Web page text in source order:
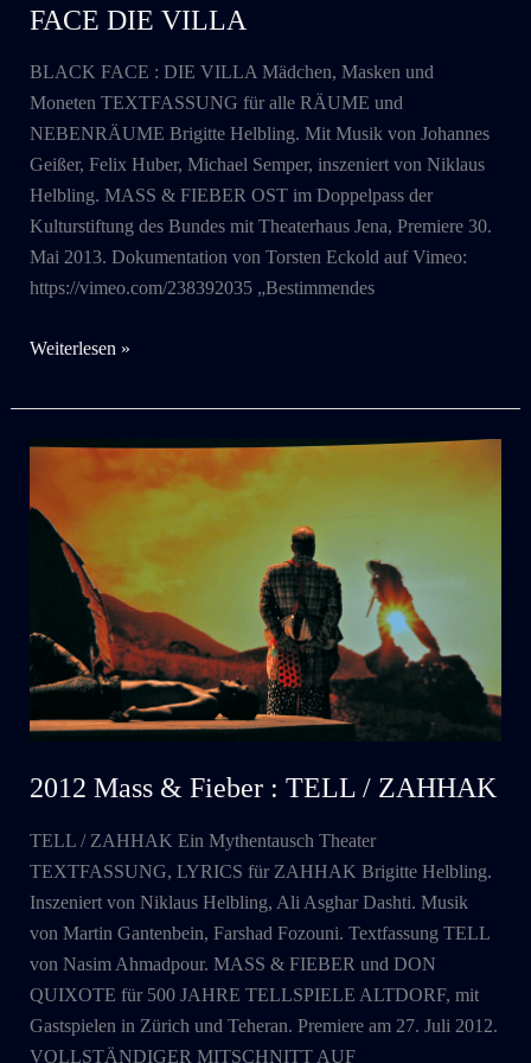
FACE DIE VILLA
BLACK FACE : DIE VILLA Mädchen, Masken und
Moneten TEXTFASSUNG für alle RÄUME und
NEBENRÄUME Brigitte Helbling. Mit Musik von Johannes
Geißer, Felix Huber, Michael Semper, inszeniert von Niklaus
Helbling. MASS & FIEBER OST im Doppelpass der
Kulturstiftung des Bundes mit Theaterhaus Jena, Premiere 30.
Mai 2013. Dokumentation von Torsten Eckold auf Vimeo:
https://vimeo.com/238392035 „Bestimmendes
2013
&
Fieber
BLACK
FACE
Weiterlesen »
2012 Mass & Fieber : TELL / ZAHHAK
TELL / ZAHHAK Ein Mythentausch Theater
TEXTFASSUNG, LYRICS für ZAHHAK Brigitte Helbling.
Inszeniert von Niklaus Helbling, Ali Asghar Dashti. Musik
von Martin Gantenbein, Farshad Fozouni. Textfassung TELL
von Nasim Ahmadpour. MASS & FIEBER und DON
QUIXOTE für 500 JAHRE TELLSPIELE ALTDORF, mit
Gastspielen in Zürich und Teheran. Premiere am 27. Juli 2012.
VOLLSTÄNDIGER MITSCHNITT AUF